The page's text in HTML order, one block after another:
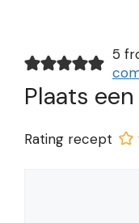
5
Plaats
Rating recept